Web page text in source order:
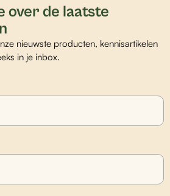
over de laatste
nieuwste producten, kennisartikelen
in je inbox.